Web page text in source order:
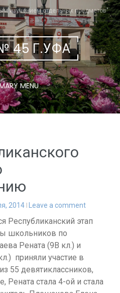
изучением отдельных предметов"
45 Г.УФА
MENU
2014 Leave a comment
Республиканский этап
школьников по
Рената (9В кл.) и
приняли участие в
55 девятиклассников,
Рената стала 4-ой и стала